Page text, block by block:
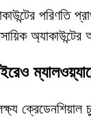
পরিণতি